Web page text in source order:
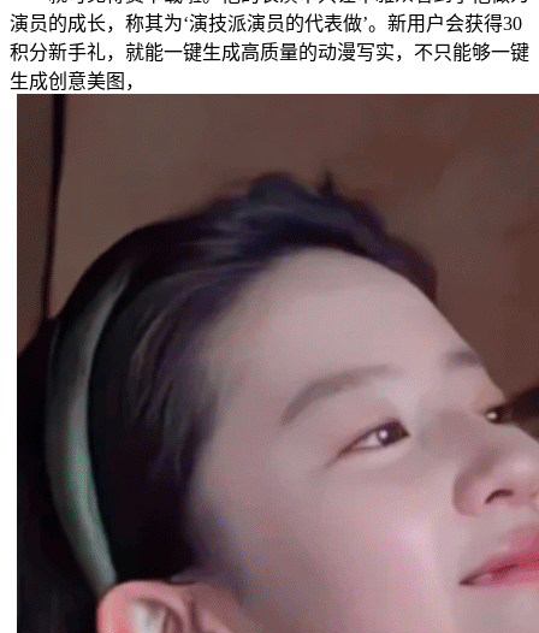
演员的成长，称其为‘演技派演员的代表做’。新用户会获得30
积分新手礼，就能一键生成高质量的动漫写实，不只能够一键
生成创意美图，